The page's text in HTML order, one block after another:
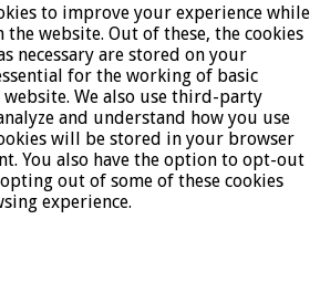
to improve your experience while
website. Out of these, the cookies
necessary are stored on your
for the working of basic
We also use third-party
and understand how you use
will be stored in your browser
You also have the option to opt-out
out of some of these cookies
experience.